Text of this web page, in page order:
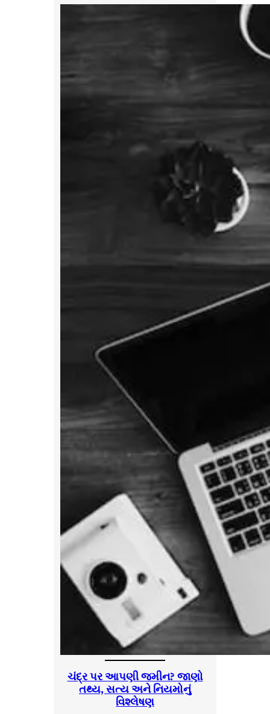
ચંદ્ર પર આપણી જમીન? જાણો
તથ્ય, સત્ય અને નિયમોનું
વિશ્લેષણ